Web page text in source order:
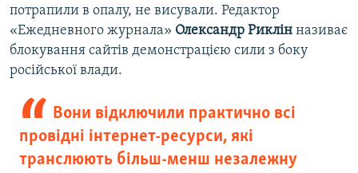
потрапили в опалу, не висували. Редактор
«Ежедневного журнала» Олександр Риклін називає
блокування сайтів демонстрацією сили з боку
російської влади.
Вони відключили практично всі
провідні інтернет-ресурси, які
транслюють більш-менш незалежну